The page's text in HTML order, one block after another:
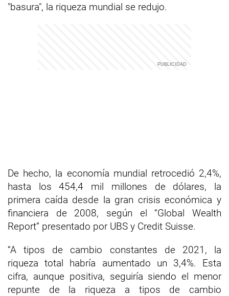
"basura", la riqueza mundial se redujo.
De hecho, la economía mundial retrocedió 2,4%,
hasta los 454,4 mil millones de dólares, la
primera caída desde la gran crisis económica y
financiera de 2008, según el “Global Wealth
Report” presentado por UBS y Credit Suisse.
“A tipos de cambio constantes de 2021, la
riqueza total habría aumentado un 3,4%. Esta
cifra, aunque positiva, seguiría siendo el menor
repunte de la riqueza a tipos de cambio